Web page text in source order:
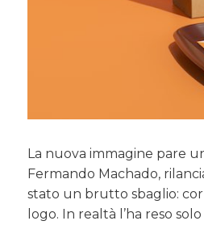
La nuova immagine pare
Fermando Machado,
stato un brutto sbaglio:
logo. In realtà l’ha reso